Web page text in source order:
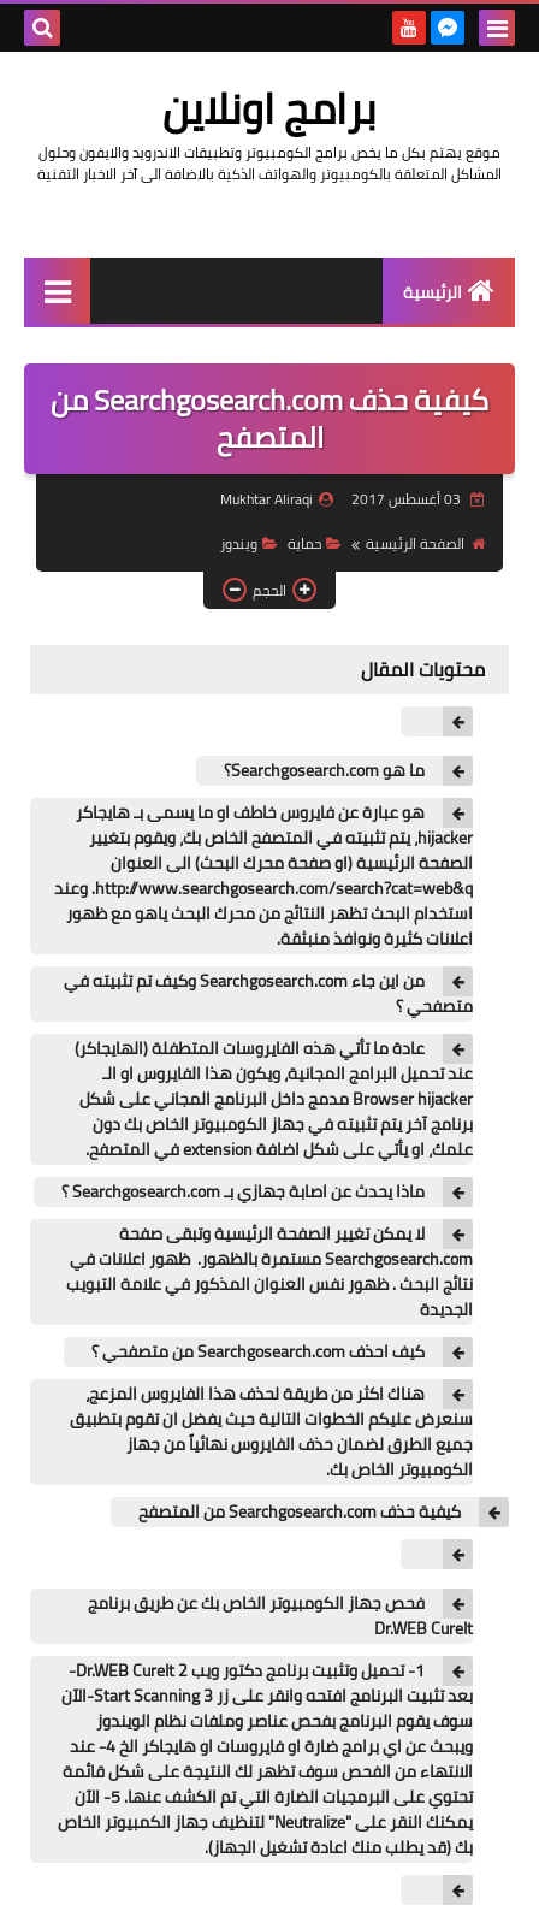
برامج اونلاين
موقع يهتم بكل ما يخص برامج الكومبيوتر وتطبيقات الاندرويد والايفون وحلول
المشاكل المتعلقة بالكومبيوتر والهواتف الذكية بالاضافة الى آخر الاخبار التقنية
الرئيسية
مراجعات
حماية
اندرويد
آيفون
ويندوز
الربح من الانترنت
جوجل
فيسبوك
بلوجر
مقالات
العاب
تطبيقات
العملات الرقمية
كيفية حذف Searchgosearch.com من
المتصفح
Mukhtar Aliraqi
الصفحة الرئيسية
حماية
ويندوز
الحجم
محتويات المقال
ما هو Searchgosearch.com؟
هو عبارة عن فايروس خاطف او ما يسمى بـ هايجاكر
hijacker، يتم تثبيته في المتصفح الخاص بك، ويقوم بتغيير
الصفحة الرئيسية (او صفحة محرك البحث) الى العنوان
http://www.searchgosearch.com/search?cat=web&q. وعند
استخدام البحث تظهر النتائج من محرك البحث ياهو مع ظهور
اعلانات كثيرة ونوافذ منبثقة.
من اين جاء Searchgosearch.com وكيف تم تثبيته في
متصفحي ؟
عادة ما تأتي هذه الفايروسات المتطفلة (الهايجاكر)
عند تحميل البرامج المجانية، ويكون هذا الفايروس او الـ
Browser hijacker مدمج داخل البرنامج المجاني على شكل
برنامج آخر يتم تثبيته في جهاز الكومبيوتر الخاص بك دون
علمك، او يأتي على شكل اضافة extension في المتصفح.
ماذا يحدث عن اصابة جهازي بـ Searchgosearch.com ؟
لا يمكن تغيير الصفحة الرئيسية وتبقى صفحة
Searchgosearch.com مستمرة بالظهور. ظهور اعلانات في
نتائج البحث . ظهور نفس العنوان المذكور في علامة التبويب
الجديدة
كيف احذف Searchgosearch.com من متصفحي ؟
هناك اكثر من طريقة لحذف هذا الفايروس المزعج،
سنعرض عليكم الخطوات التالية حيث يفضل ان تقوم بتطبيق
جميع الطرق لضمان حذف الفايروس نهائياً من جهاز
الكومبيوتر الخاص بك.
كيفية حذف Searchgosearch.com من المتصفح
فحص جهاز الكومبيوتر الخاص بك عن طريق برنامج
Dr.WEB CureIt
1- تحميل وتثبيت برنامج دكتور ويب Dr.WEB CureIt 2-
بعد تثبيت البرنامج افتحه وانقر على زر Start Scanning 3-الآن
سوف يقوم البرنامج بفحص عناصر وملفات نظام الويندوز
ويبحث عن اي برامج ضارة او فايروسات او هايجاكر الخ 4- عند
الانتهاء من الفحص سوف تظهر لك النتيجة على شكل قائمة
تحتوي على البرمجيات الضارة التي تم الكشف عنها. 5- الآن
يمكنك النقر على "Neutralize" لتنظيف جهاز الكمبيوتر الخاص
بك (قد يطلب منك اعادة تشغيل الجهاز).